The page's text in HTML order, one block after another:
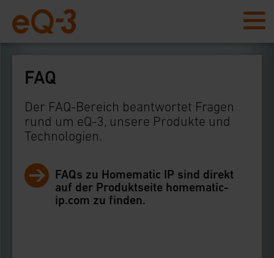
FAQ
Der FAQ-Bereich beantwortet Fragen
rund um eQ-3, unsere Produkte und
Technologien.
FAQs zu Homematic IP sind direkt
auf der Produktseite homematic-
ip.com zu finden.